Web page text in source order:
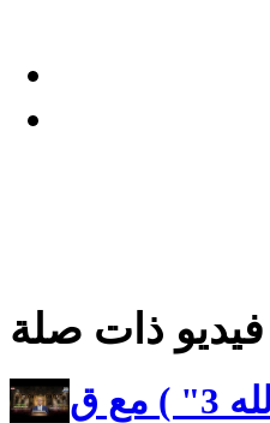
فيديو ذات صلة
صوت المحبة ( البشارة على الملأ " طبيعة الله 3" ) مع ق